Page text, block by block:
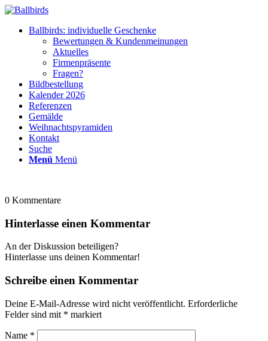
Ballbirds: individuelle Geschenke
Bewertungen & Kundenmeinungen
Aktuelles
Firmenpräsente
Fragen?
Bildbestellung
Kalender 2026
Referenzen
Gemälde
Weihnachtspyramiden
Kontakt
Suche
Menü Menü
0 Kommentare
Hinterlasse einen Kommentar
An der Diskussion beteiligen?
Hinterlasse uns deinen Kommentar!
Schreibe einen Kommentar
Deine E-Mail-Adresse wird nicht veröffentlicht. Erforderliche
Felder sind mit * markiert
Name *